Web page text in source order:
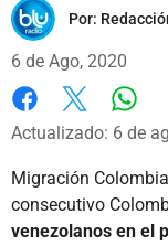
Por:
6 de Ago, 2020
Facebook
X
Actualizado: 6 de
Migración
consecutivo
venezolanos en el